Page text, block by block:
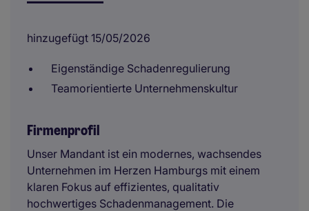
hinzugefügt 15/05/2026
Eigenständige Schadenregulierung
Teamorientierte Unternehmenskultur
Firmenprofil
Unser Mandant ist ein modernes, wachsendes
Unternehmen im Herzen Hamburgs mit einem
klaren Fokus auf effizientes, qualitativ
hochwertiges Schadenmanagement. Die